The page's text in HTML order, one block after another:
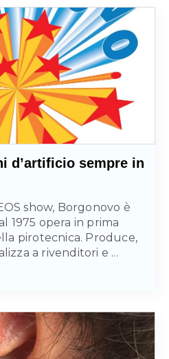
d’artificio sempre in
show, Borgonovo è
1975 opera in prima
pirotecnica. Produce,
a rivenditori e ...